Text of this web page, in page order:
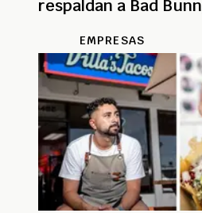
respaldan a Bad
EMPRESAS